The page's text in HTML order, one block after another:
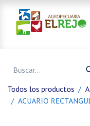
Todos los productos
ACUARIO